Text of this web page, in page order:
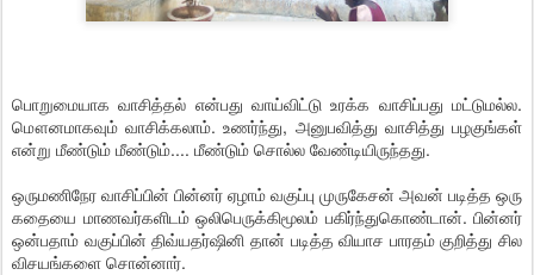
பொறுமையாக வாசித்தல் என்பது வாய்விட்டு உரக்க வாசிப்பது மட்டுமல்ல.
மௌனமாகவும் வாசிக்கலாம். உணர்ந்து, அனுபவித்து வாசித்து பழகுங்கள்
என்று மீண்டும் மீண்டும்.... மீண்டும் சொல்ல வேண்டியிருந்தது.
ஒருமணிநேர வாசிப்பின் பின்னர் ஏழாம் வகுப்பு முருகேசன் அவன் படித்த ஒரு
கதையை மாணவர்களிடம் ஒலிபெருக்கிமூலம் பகிர்ந்துகொண்டான். பின்னர்
ஒன்பதாம் வகுப்பின் திவ்யதர்ஷினி தான் படித்த வியாச பாரதம் குறித்து சில
விசயங்களை சொன்னார்.